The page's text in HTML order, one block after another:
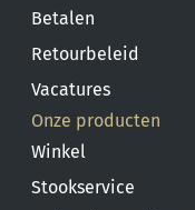
Betalen
Retourbeleid
Vacatures
Onze producten
Winkel
Stookservice